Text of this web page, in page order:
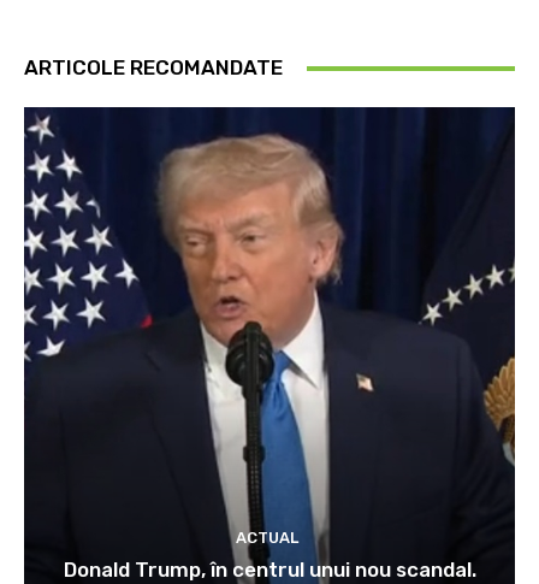
ARTICOLE RECOMANDATE
ACTUAL
Donald Trump, în centrul unui nou scandal.